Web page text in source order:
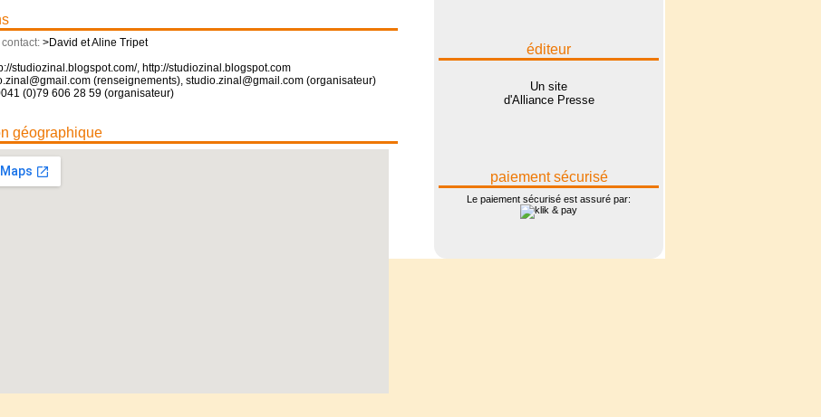
>David et Aline Tripet
studiozinal.blogspot.com/, http://studiozinal.blogspot.com
(renseignements), studio.zinal@gmail.com (organisateur)
(0)79 606 28 59 (organisateur)
géographique
éditeur
Un site
d'Alliance Presse
paiement sécurisé
Le paiement sécurisé est assuré par: